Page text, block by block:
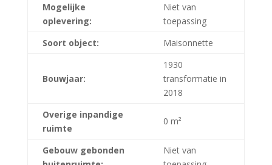
Mogelijke
oplevering:
Niet van
toepassing
Soort object:
Maisonnette
Bouwjaar:
1930
transformatie in
2018
Overige inpandige
ruimte
0 m²
Gebouw gebonden
Niet van